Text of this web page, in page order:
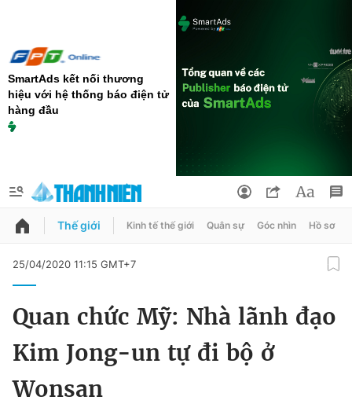
SmartAds kết nối thương
hiệu với hệ thống báo điện tử
hàng đầu
QUẢNG CÁO
Chuyên mục
Đổi mật khẩu
Tin đã lưu
Tin đã xem
Thế giới Kinh tế thế giới Quân sự Góc nhìn Hồ sơ
25/04/2020 11:15 GMT+7
Quan chức Mỹ: Nhà lãnh đạo
Kim Jong-un tự đi bộ ở
Wonsan